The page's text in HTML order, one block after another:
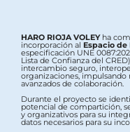
HARO RIOJA VOLEYha
incorporación al Espacio
especificación UNE
Lista de Confianza del
intercambio seguro,
organizaciones,
avanzados de colaboración.
Durante el proyecto se
potencial de compartición,
y organizativos para su
datos necesarios para su